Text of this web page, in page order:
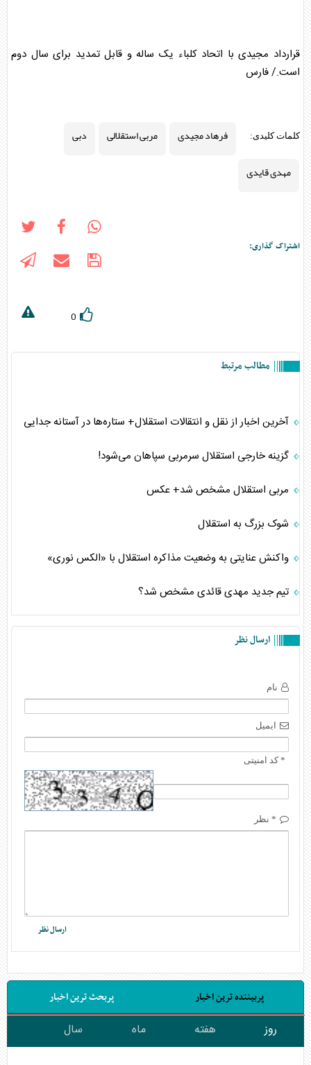
قرارداد مجیدی با اتحاد کلباء یک ساله و قابل تمدید برای سال دوم
است./ فارس
کلمات کلیدی: فرهاد مجیدی مربی استقلالی
دبی
مهدی قایدی
اشتراک گذاری:
0
مطالب مرتبط
آخرین اخبار از نقل و انتقالات استقلال+ ستاره‌ها در آستانه جدایی
گزینه خارجی استقلال سرمربی سپاهان می‌شود!
مربی استقلال مشخص شد+ عکس
شوک بزرگ به استقلال
واکنش عنایتی به وضعیت مذاکره استقلال با «الکس نوری»
تیم جدید مهدی قائدی مشخص شد؟
ارسال نظر
نام
ایمیل
* کد امنیتی
* نظر
پربیننده ترین اخبار پربحث ترین اخبار
روز هفته ماه سال